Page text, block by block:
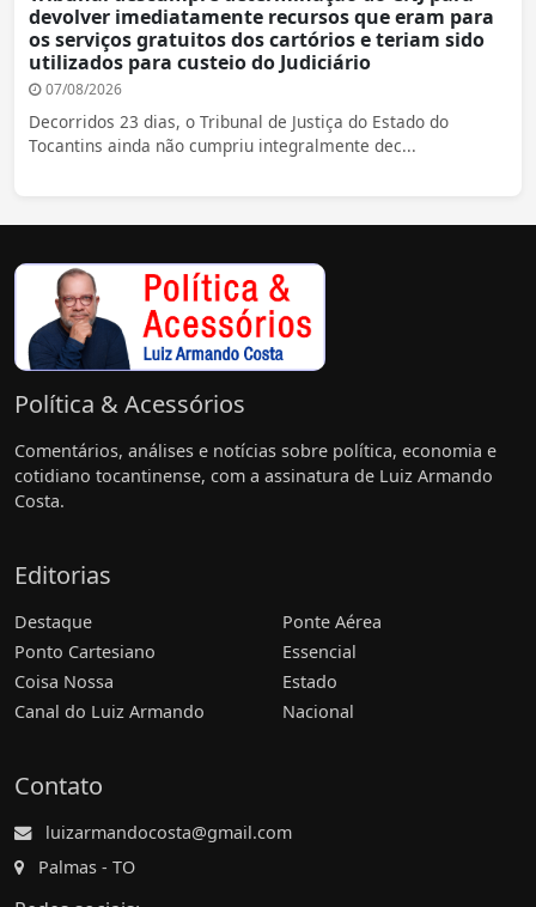
devolver imediatamente recursos que eram para
os serviços gratuitos dos cartórios e teriam sido
utilizados para custeio do Judiciário
07/08/2026
Decorridos 23 dias, o Tribunal de Justiça do Estado do
Tocantins ainda não cumpriu integralmente dec...
Política & Acessórios
Comentários, análises e notícias sobre política, economia e
cotidiano tocantinense, com a assinatura de Luiz Armando
Costa.
Editorias
Destaque
Ponto Cartesiano
Coisa Nossa
Canal do Luiz Armando
Ponte Aérea
Essencial
Estado
Nacional
Contato
luizarmandocosta@gmail.com
Palmas - TO